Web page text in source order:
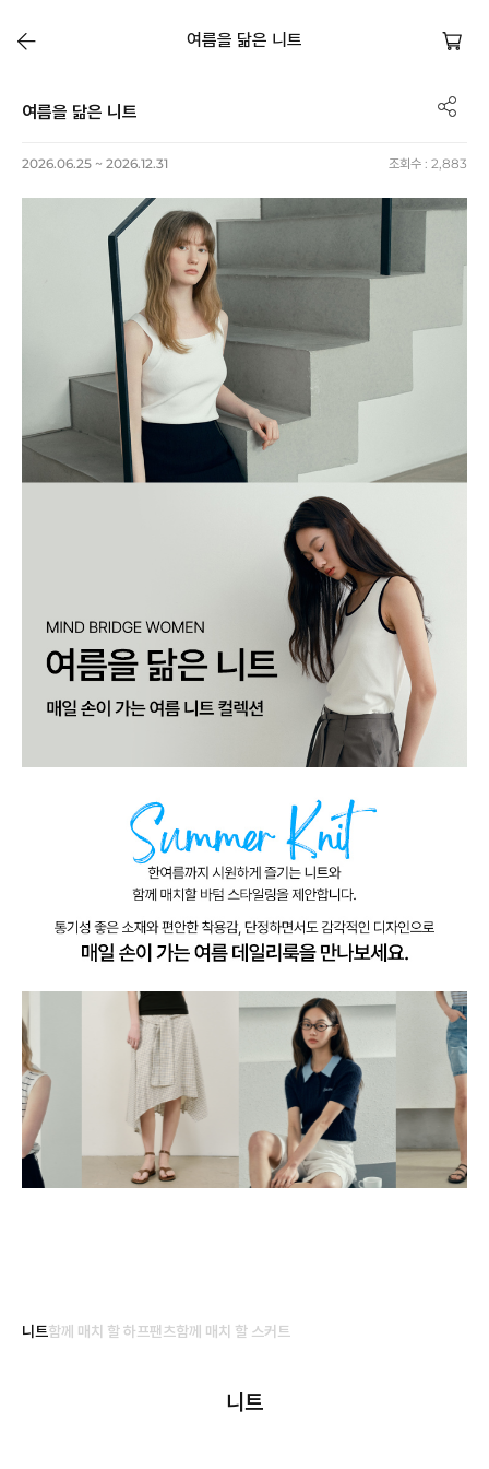
여름을 닮은 니트
여름을 닮은 니트
2026.06.25 ~ 2026.12.31 조회수 : 2,883
니트함께 매치 할 하프팬츠함께 매치 할 스커트
니트